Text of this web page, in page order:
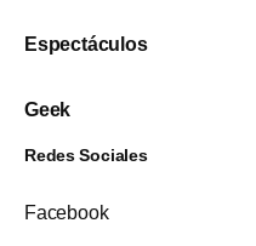
Espectáculos
Geek
Redes Sociales
Facebook